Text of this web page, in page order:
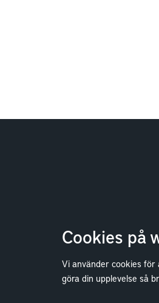
Cookies på
Vi använder cookies för
göra din upplevelse så